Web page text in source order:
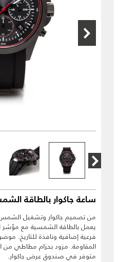
ساعة جاكوار بالطاقة
من تصميم جاكوار وتشغيل
المقاومة. مزود بحزام مطاطي من
متوفر في صندوق عرض جاكوار.